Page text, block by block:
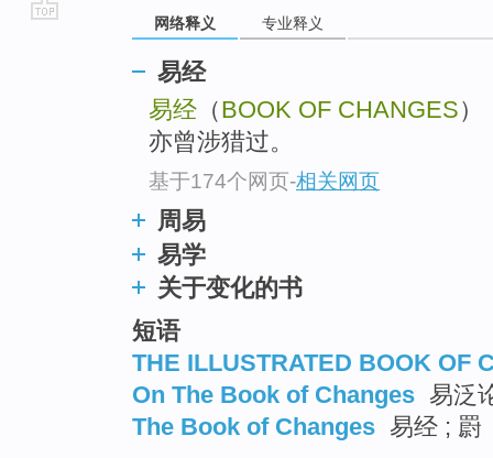
网络释义 专业释义
易经
易经 （BOOK OF CHANGES）
亦曾涉猎过。
基于174个网页-相关网页
周易
易学
关于变化的书
短语
THE ILLUSTRATED BOOK OF
On The Book of Changes 易泛
The Book of Changes 易经 ; 罻